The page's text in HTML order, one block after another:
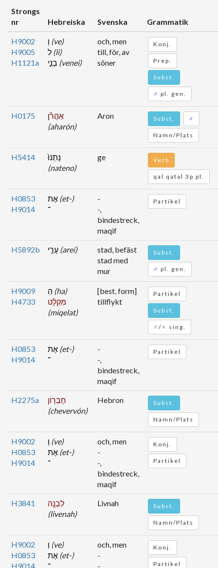
Strongs
nr
Hebreiska Svenska Grammatik
H9002
H9005
H1121a
(ve)
(li)
(venei)
och, men
till, för, av
söner
Konj.
Prep.
Subst.
♂ pl. gen.
H0175
אַהֲרֹ֗ן
(aharón)
Aron Subst. ♂
Namn/Plats
H5414
נָתְנוּ֙
(nateno)
ge Verb
qal qatal 3p pl.
H0853
H9014
(et-)
־
-
-,
bindestreck,
maqif
Partikel
H5892b (arei)
stad, befäst
stad med
mur
Subst.
♂ pl. gen.
H9009
H4733
(ha)
מִּקְלָ֔ט
(miqelat)
[best. form]
tillflykt
Partikel
Subst.
♂/♀ sing.
H0853
H9014
(et-)
־
-
-,
bindestreck,
maqif
Partikel
H2275a
חֶבְר֥וֹן
(chevervón)
Hebron Subst.
Namn/Plats
H9002
H0853
H9014
(ve)
(et-)
־
och, men
-
-,
bindestreck,
maqif
Konj.
Partikel
H3841
לִבְנָ֖ה
(livenah)
Livnah Subst.
Namn/Plats
H9002
H0853
H9014
(ve)
(et-)
־
och, men
-
-,
Konj.
Partikel